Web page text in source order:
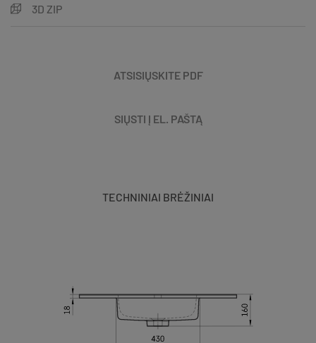
3D ZIP
ATSISIŲSKITE PDF
SIŲSTI Į EL. PAŠTĄ
TECHNINIAI BRĖŽINIAI